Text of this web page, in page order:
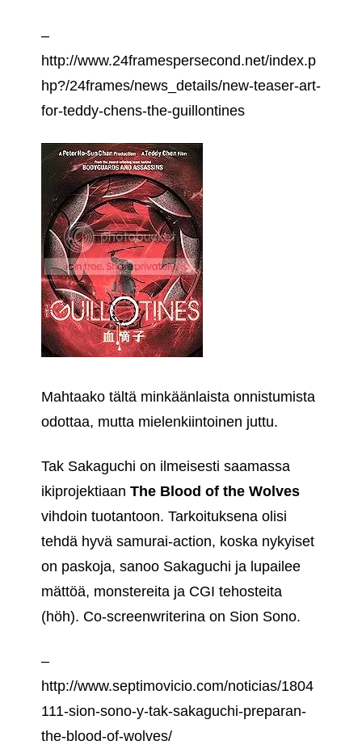
–
http://www.24framespersecond.net/index.p
hp?/24frames/news_details/new-teaser-art-
for-teddy-chens-the-guillontines
Mahtaako tältä minkäänlaista onnistumista
odottaa, mutta mielenkiintoinen juttu.
Tak Sakaguchi on ilmeisesti saamassa
ikiprojektiaan The Blood of the Wolves
vihdoin tuotantoon. Tarkoituksena olisi
tehdä hyvä samurai-action, koska nykyiset
on paskoja, sanoo Sakaguchi ja lupailee
mättöä, monstereita ja CGI tehosteita
(höh). Co-screenwriterina on Sion Sono.
–
http://www.septimovicio.com/noticias/1804
111-sion-sono-y-tak-sakaguchi-preparan-
the-blood-of-wolves/